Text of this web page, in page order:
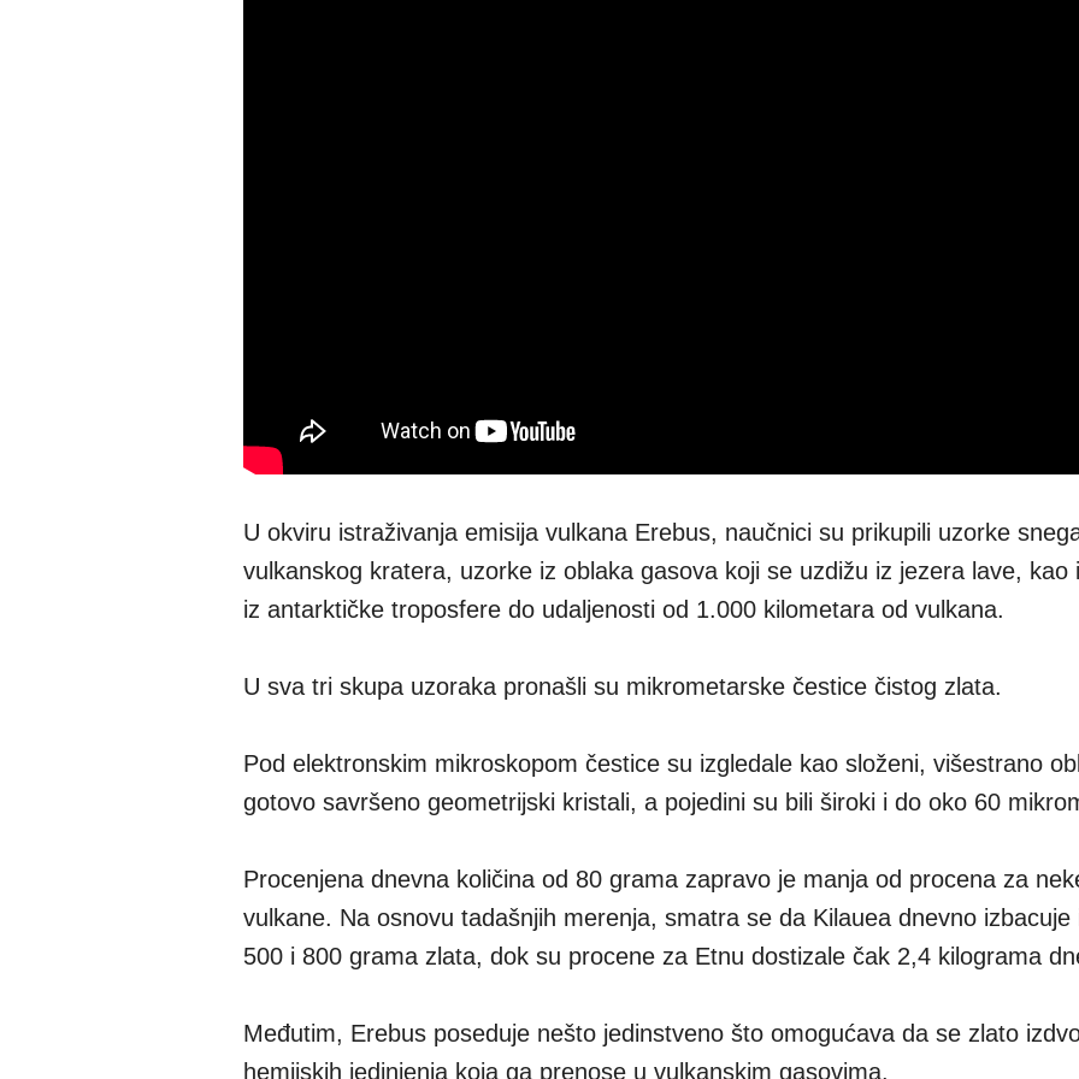
U okviru istraživanja emisija vulkana Erebus, naučnici su prikupili uzorke
vulkanskog kratera, uzorke iz oblaka gasova koji se uzdižu iz jezera lave, kao
iz antarktičke troposfere do udaljenosti od 1.000 kilometara od vulkana.
U sva tri skupa uzoraka pronašli su mikrometarske čestice čistog zlata.
Pod elektronskim mikroskopom čestice su izgledale kao složeni, višestrano
gotovo savršeno geometrijski kristali, a pojedini su bili široki i do oko 60
Procenjena dnevna količina od 80 grama zapravo je manja od procena za
vulkane. Na osnovu tadašnjih merenja, smatra se da Kilauea dnevno izbacuje
500 i 800 grama zlata, dok su procene za Etnu dostizale čak 2,4 kilograma
Međutim, Erebus poseduje nešto jedinstveno što omogućava da se zlato
hemijskih jedinjenja koja ga prenose u vulkanskim gasovima.